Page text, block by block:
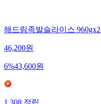
해드림족발슬라이스 960gx2
46,200원
6%43,600원